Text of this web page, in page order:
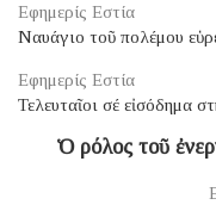
Εφημερίς Εστία
Ναυάγιο τοῦ πολέμου
Εφημερίς Εστία
Τελευταῖοι σέ εἰσόδημα
Ὁ ρόλος τοῦ